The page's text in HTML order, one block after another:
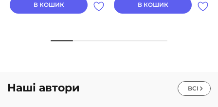
В КОШИК В КОШИК
Наші автори ВСІ